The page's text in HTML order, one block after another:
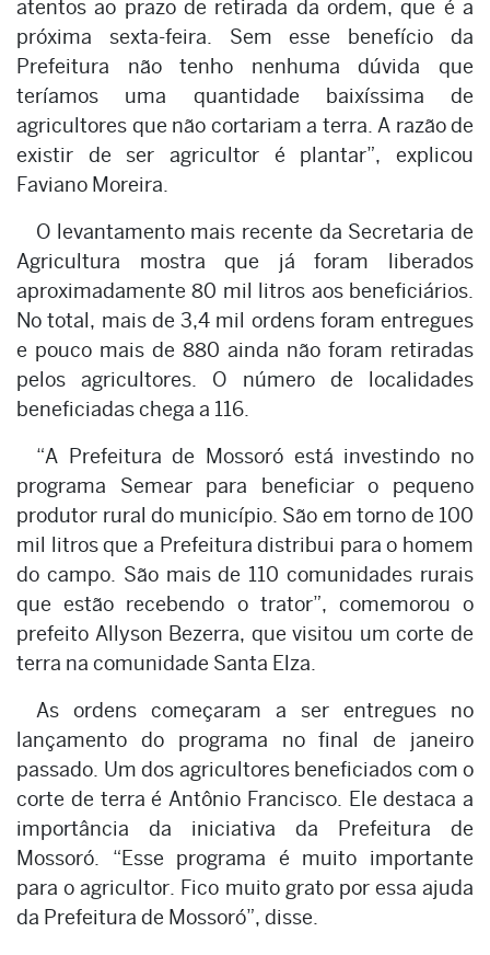
atentos ao prazo de retirada da ordem, que é a
próxima sexta-feira. Sem esse benefício da
Prefeitura não tenho nenhuma dúvida que
teríamos uma quantidade baixíssima de
agricultores que não cortariam a terra. A razão de
existir de ser agricultor é plantar”, explicou
Faviano Moreira.
O levantamento mais recente da Secretaria de
Agricultura mostra que já foram liberados
aproximadamente 80 mil litros aos beneficiários.
No total, mais de 3,4 mil ordens foram entregues
e pouco mais de 880 ainda não foram retiradas
pelos agricultores. O número de localidades
beneficiadas chega a 116.
“A Prefeitura de Mossoró está investindo no
programa Semear para beneficiar o pequeno
produtor rural do município. São em torno de 100
mil litros que a Prefeitura distribui para o homem
do campo. São mais de 110 comunidades rurais
que estão recebendo o trator”, comemorou o
prefeito Allyson Bezerra, que visitou um corte de
terra na comunidade Santa Elza.
As ordens começaram a ser entregues no
lançamento do programa no final de janeiro
passado. Um dos agricultores beneficiados com o
corte de terra é Antônio Francisco. Ele destaca a
importância da iniciativa da Prefeitura de
Mossoró. “Esse programa é muito importante
para o agricultor. Fico muito grato por essa ajuda
da Prefeitura de Mossoró”, disse.